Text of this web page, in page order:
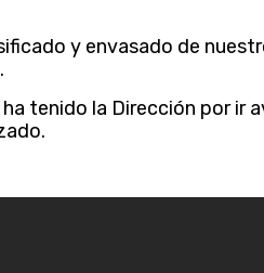
y envasado de
tenido la Dirección por ir